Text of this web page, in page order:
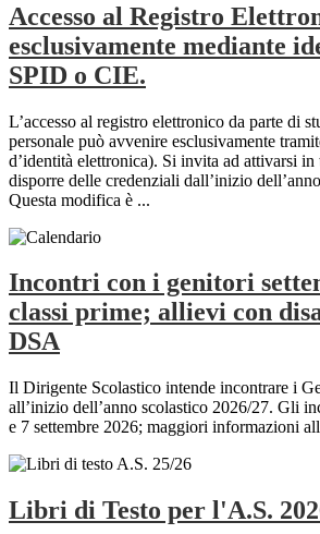
Accesso al Registro
esclusivamente mediante
SPID o CIE.
L’accesso al registro elettronico da parte di
personale può avvenire esclusivamente
d’identità elettronica). Si invita ad attivarsi in
disporre delle credenziali dall’inizio
Questa modifica è ...
Incontri con i genitori
classi prime; allievi con
DSA
Il Dirigente Scolastico intende incontrare i
all’inizio dell’anno scolastico 2026/27. Gli
e 7 settembre 2026; maggiori informazioni
Libri di Testo per l'A.S.